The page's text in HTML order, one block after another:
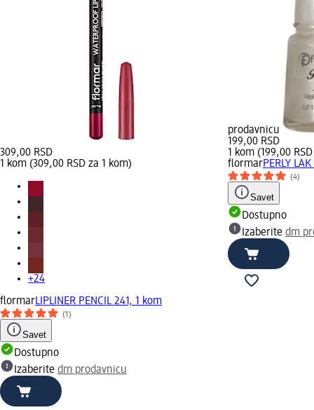
309,00 RSD
1 kom (309,00 RSD za 1 kom)
+24
flormarLIPLINER PENCIL 241, 1 kom
(1)
Savet
Dostupno
Izaberite dm prodavnicu
prodavnicu
199,00 RSD
1 kom (199,00
flormarPERLY
(4)
Savet
Dostupno
Izaberite dm